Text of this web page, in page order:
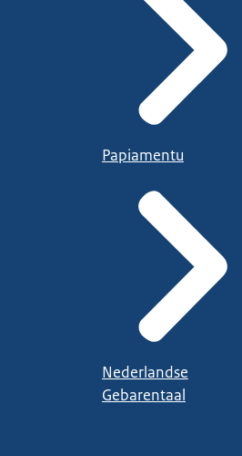
Papiamentu
Nederlandse
Gebarentaal